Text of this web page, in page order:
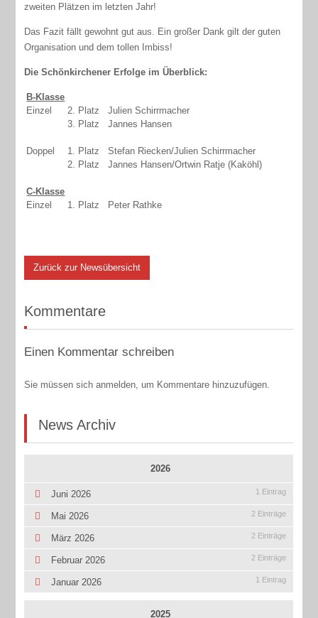
zweiten Plätzen im letzten Jahr!
Das Fazit fällt gewohnt gut aus. Ein großer Dank gilt der guten
Organisation und dem tollen Imbiss!
Die Schönkirchener Erfolge im Überblick:
B-Klasse
Einzel
2. Platz
Julien Schirrmacher
3. Platz
Jannes Hansen
Doppel 1. Platz
Stefan Riecken/Julien Schirrmacher
2. Platz
Jannes Hansen/Ortwin Ratje (Kaköhl)
C-Klasse
Einzel
1. Platz Peter Rathke
Zurück zur Newsübersicht
Kommentare
Einen Kommentar schreiben
Sie müssen sich anmelden, um Kommentare hinzuzufügen.
News Archiv
2026
Juni 2026 1 Eintrag
Mai 2026 2 Einträge
März 2026 2 Einträge
Februar 2026 2 Einträge
Januar 2026 1 Eintrag
2025